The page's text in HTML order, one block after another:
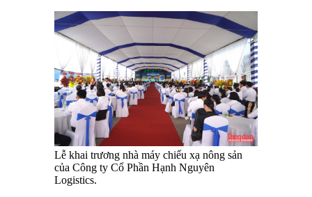
Lễ khai trương nhà máy chiếu xạ nông sản
của Công ty Cổ Phần Hạnh Nguyên
Logistics.